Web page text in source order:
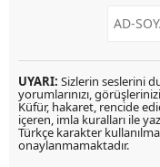
UYARI: Sizlerin seslerini
yorumlarınızı,
Küfür, hakaret, rencide
içeren, imla kuralları ile
Türkçe karakter
onaylanmamaktadır.